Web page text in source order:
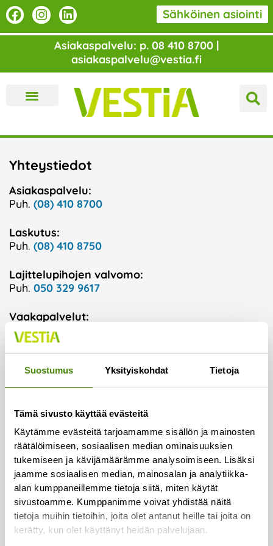
Suostumus Yksityiskohdat Tietoja
Tämä sivusto käyttää evästeitä
Käytämme evästeitä tarjoamamme sisällön ja mainosten
räätälöimiseen, sosiaalisen median ominaisuuksien
tukemiseen ja kävijämäärämme analysoimiseen. Lisäksi
jaamme sosiaalisen median, mainosalan ja analytiikka-
alan kumppaneillemme tietoja siitä, miten käytät
sivustoamme. Kumppanimme voivat yhdistää näitä
tietoja muihin tietoihin, joita olet antanut heille tai joita on
kerätty, kun olet käyttänyt heidän palvelujaan.
Siirry
sisältöön
F
a
c
o
I
n
s
g
L
i
n
k
e
d
Sähköinen asiointi
Asiakaspalvelu: p. 08 410 8700 |
asiakaspalvelu@vestia.fi
Yhteystiedot
Asiakaspalvelu:
Puh. (08) 410 8700
Laskutus:
Puh. (08) 410 8750
Lajittelupihojen valvomo:
Puh. 050 329 9617
Vaakapalvelut:
Puh.044 726 2993
Vestianväylä 80
84100 Ylivieska
Asiointi ja palvelut
Henkilöasiakkaat
Taloyhtiöt
Kuntaorganisaatiot
Yritykset